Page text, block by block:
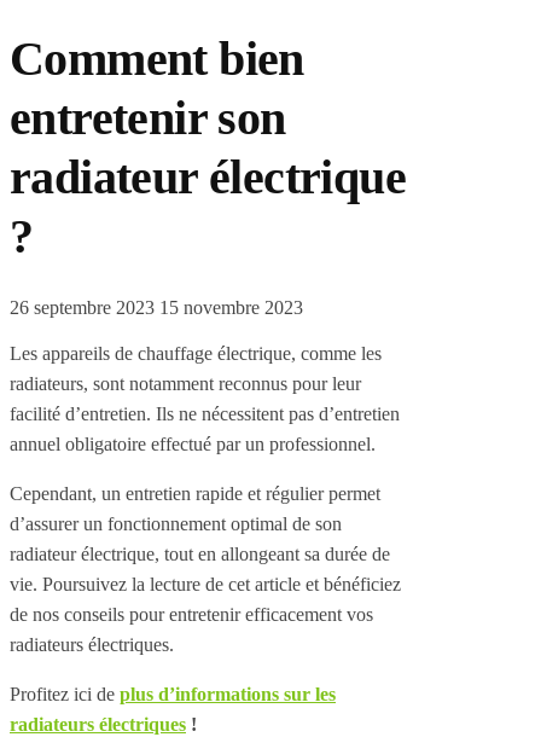
Comment bien
entretenir son
radiateur électrique
?
26 septembre 2023 15 novembre 2023
Les appareils de chauffage électrique, comme les
radiateurs, sont notamment reconnus pour leur
facilité d’entretien. Ils ne nécessitent pas d’entretien
annuel obligatoire effectué par un professionnel.
Cependant, un entretien rapide et régulier permet
d’assurer un fonctionnement optimal de son
radiateur électrique, tout en allongeant sa durée de
vie. Poursuivez la lecture de cet article et bénéficiez
de nos conseils pour entretenir efficacement vos
radiateurs électriques.
Profitez ici de plus d’informations sur les
radiateurs électriques !